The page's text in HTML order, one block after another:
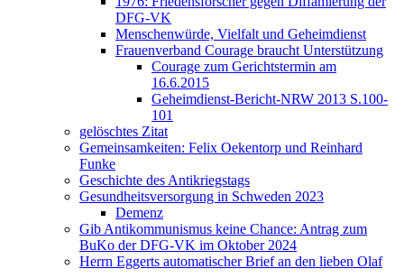
DFG-VK
Menschenwürde, Vielfalt und Geheimdienst
Frauenverband Courage braucht Unterstützung
Courage zum Gerichtstermin am
16.6.2015
Geheimdienst-Bericht-NRW 2013 S.100-
101
gelöschtes Zitat
Gemeinsamkeiten: Felix Oekentorp und Reinhard
Funke
Geschichte des Antikriegstags
Gesundheitsversorgung in Schweden 2023
Demenz
Gib Antikommunismus keine Chance: Antrag zum
BuKo der DFG-VK im Oktober 2024
Herrn Eggerts automatischer Brief an den lieben Olaf